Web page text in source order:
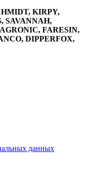
KIRPY,
SAVANNAH,
FARESIN,
DIPPERFOX,
данных